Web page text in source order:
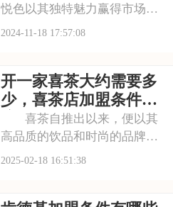
悦色以其独特魅力赢得市场青
睐，成为创业者关注的焦点。
是确保创业顺利的重要保障。
下面就是关于茶颜悦色加盟费
明细表2024，加
2024-11-18 17:57:08
开一家喜茶大约需要多
少，喜茶店加盟条件和
流程
喜茶自推出以来，便以其
高品质的饮品和时尚的品牌形
象在市场上独树一帜，吸引了
2025-02-18 16:51:38